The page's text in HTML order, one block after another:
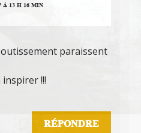
Á 13 H 16 MIN
paraissent
inspirer !!!
RÉPONDRE